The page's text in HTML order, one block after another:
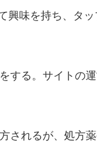
興味を持ち、タ
する。サイトの
されるが、処方